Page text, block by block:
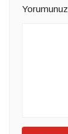
Yorumunuz